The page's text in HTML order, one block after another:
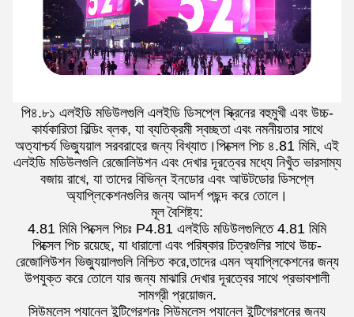
পি৪.৮১ এলইডি মডিউলগুলি এলইডি ডিসপ্লে স্ক্রিনের বহুমুখী এবং উচ্চ-
কার্যকারিতা বিল্ডিং ব্লক, যা ব্যতিক্রমী স্বচ্ছতা এবং নমনীয়তার সাথে
অত্যাশ্চর্য ভিজ্যুয়াল সরবরাহের জন্য বিখ্যাত।পিক্সেল পিচ ৪.81 মিমি, এই
এলইডি মডিউলগুলি রেজোলিউশন এবং দেখার দূরত্বের মধ্যে নিখুঁত ভারসাম্য
বজায় রাখে, যা তাদের বিভিন্ন ইনডোর এবং আউটডোর ডিসপ্লে
অ্যাপ্লিকেশনগুলির জন্য আদর্শ পছন্দ করে তোলে।
মূল বৈশিষ্ট্য:
4.81 মিমি পিক্সেল পিচঃ P4.81 এলইডি মডিউলগুলিতে 4.81 মিমি
পিক্সেল পিচ রয়েছে, যা ধারালো এবং পরিষ্কার চিত্রগুলির সাথে উচ্চ-
রেজোলিউশন ভিজ্যুয়ালগুলি নিশ্চিত করে,তাদের এমন অ্যাপ্লিকেশনের জন্য
উপযুক্ত করে তোলে যার জন্য মাঝারি দেখার দূরত্বের সাথে প্রভাবশালী
সামগ্রী প্রয়োজন.
সিউমলেস প্যানেল ইন্টিগ্রেশনঃ সিউমলেস প্যানেল ইন্টিগ্রেশনের জন্য